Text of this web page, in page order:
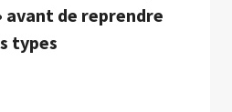
avant de reprendre
types